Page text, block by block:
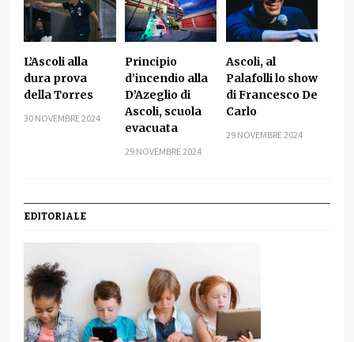
L’Ascoli alla
dura prova
della Torres
30 NOVEMBRE 2024
Principio
d’incendio alla
D’Azeglio di
Ascoli, scuola
evacuata
29 NOVEMBRE 2024
Ascoli, al
Palafolli lo show
di Francesco De
Carlo
29 NOVEMBRE 2024
EDITORIALE